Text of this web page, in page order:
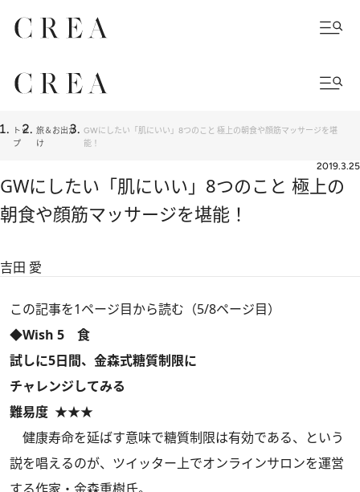
トッ
プ
旅＆お出か
け
GWにしたい「肌にいい」8つのこと 極上の朝食や顔筋マッサージを堪
能！
2019.3.25
GWにしたい「肌にいい」8つのこと 極上の
朝食や顔筋マッサージを堪能！
吉田 愛
この記事を1ページ目から読む（5/8ページ目）
◆Wish 5 食
試しに5日間、金森式糖質制限に
チャレンジしてみる
難易度 ★★★
健康寿命を延ばす意味で糖質制限は有効である、という
説を唱えるのが、ツイッター上でオンラインサロンを運営